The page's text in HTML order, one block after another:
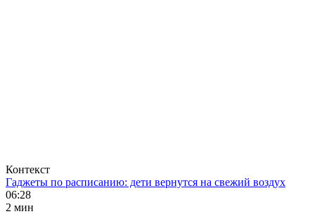
Контекст
Гаджеты по расписанию: дети вернутся на свежий воздух
06:28
2 мин